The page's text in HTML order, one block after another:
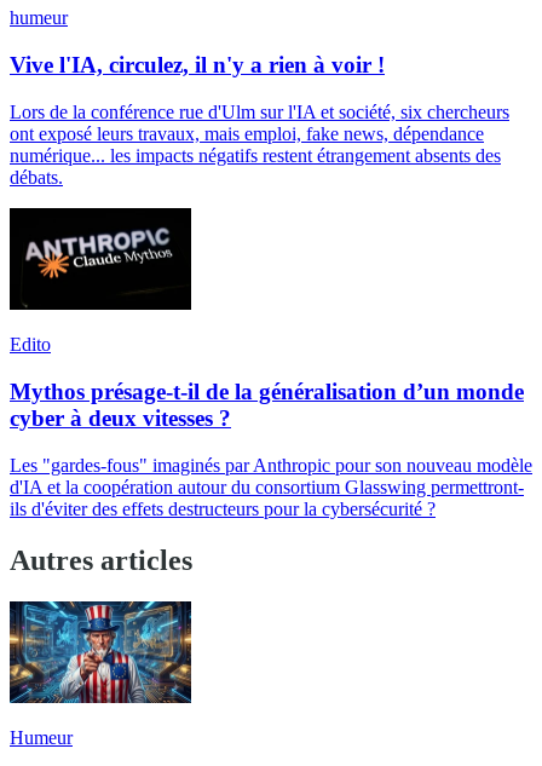
humeur
Vive l'IA, circulez, il n'y a rien à voir !
Lors de la conférence rue d'Ulm sur l'IA et société, six chercheurs
ont exposé leurs travaux, mais emploi, fake news, dépendance
numérique... les impacts négatifs restent étrangement absents des
débats.
Edito
Mythos présage-t-il de la généralisation d’un monde
cyber à deux vitesses ?
Les "gardes-fous" imaginés par Anthropic pour son nouveau modèle
d'IA et la coopération autour du consortium Glasswing permettront-
ils d'éviter des effets destructeurs pour la cybersécurité ?
Autres articles
Humeur